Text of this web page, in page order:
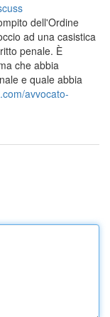
dell'Ordine
ad una casistica
penale. È
che abbia
e quale abbia
avvocato-